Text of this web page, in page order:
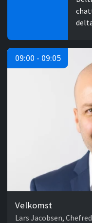
Velkomst
Lars Jacobsen,
09:00 - 09:05